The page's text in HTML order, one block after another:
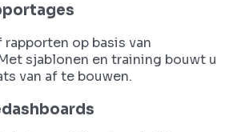
rapporten op basis van
sjablonen en training bouwt u
van af te bouwen.